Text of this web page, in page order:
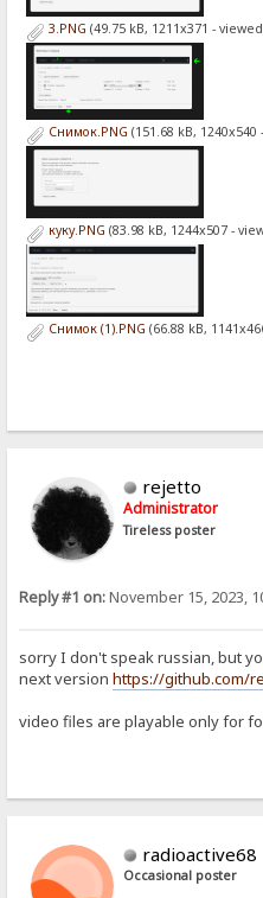
3.PNG (49.75 kB, 1211x371 -
Снимок.PNG (151.68 kB,
куку.PNG (83.98 kB, 1244x507 -
Снимок (1).PNG (66.88 kB,
rejetto
Administrator
Tireless poster
Reply #1 on:November 15, 2023,
sorry I don't speak russian, but
next versionhttps://github.com/
video files are playable only for
radioactive68
Occasional poster